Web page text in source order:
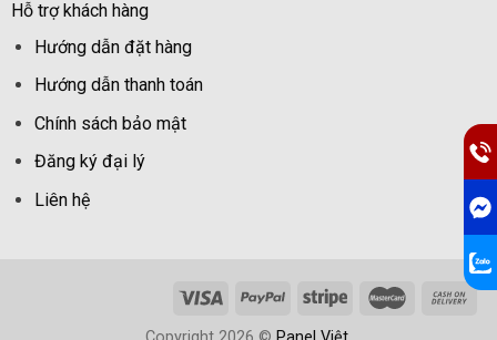
Hỗ trợ khách hàng
Hướng dẫn đặt hàng
Hướng dẫn thanh toán
Chính sách bảo mật
Đăng ký đại lý
Liên hệ